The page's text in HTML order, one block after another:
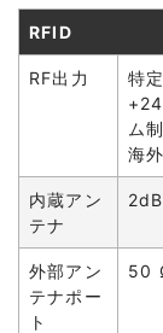
RFID
RF出力
特
ム
海
内蔵アン
テナ
外部アン
テナポー
ト
50